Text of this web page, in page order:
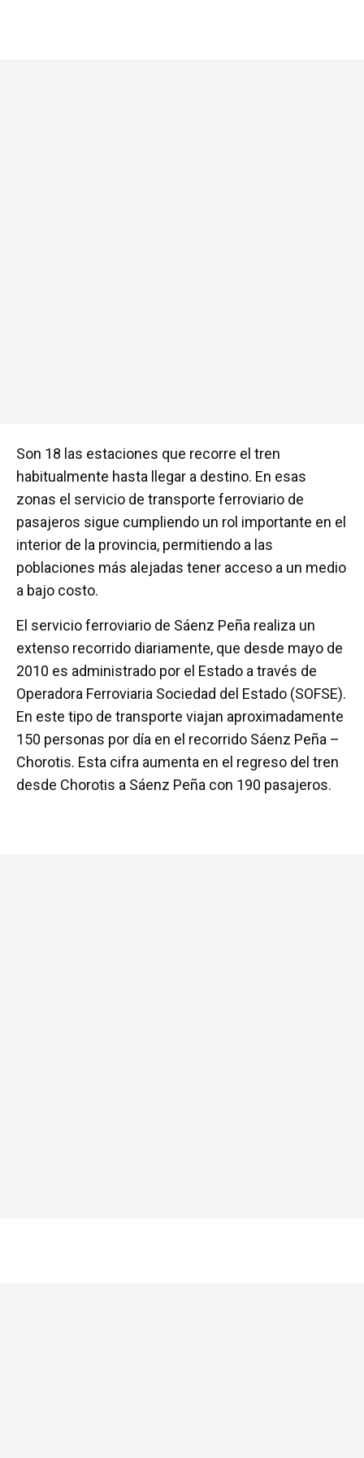
Son 18 las estaciones que recorre el tren
habitualmente hasta llegar a destino. En esas
zonas el servicio de transporte ferroviario de
pasajeros sigue cumpliendo un rol importante en el
interior de la provincia, permitiendo a las
poblaciones más alejadas tener acceso a un medio
a bajo costo.
El servicio ferroviario de Sáenz Peña realiza un
extenso recorrido diariamente, que desde mayo de
2010 es administrado por el Estado a través de
Operadora Ferroviaria Sociedad del Estado (SOFSE).
En este tipo de transporte viajan aproximadamente
150 personas por día en el recorrido Sáenz Peña –
Chorotis. Esta cifra aumenta en el regreso del tren
desde Chorotis a Sáenz Peña con 190 pasajeros.